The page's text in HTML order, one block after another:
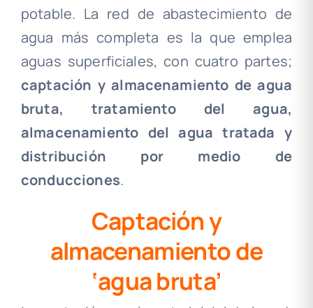
potable. La red de abastecimiento de
agua más completa es la que emplea
aguas superficiales, con cuatro partes;
captación y almacenamiento de agua
bruta, tratamiento del agua,
almacenamiento del agua tratada y
distribución por medio de
conducciones.
Captación y
almacenamiento de
‘agua bruta’